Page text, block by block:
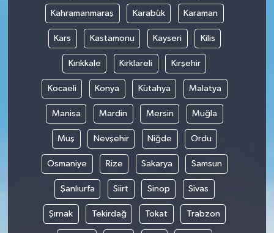
Kahramanmaraş Karabük Karaman
Kars Kastamonu Kayseri Kilis
Kırıkkale Kırklareli Kırşehir
Kocaeli Konya Kütahya Malatya
Manisa Mardin Mersin Muğla
Muş Nevşehir Niğde Ordu
Osmaniye Rize Sakarya Samsun
Şanlıurfa Siirt Sinop Sivas
Şırnak Tekirdağ Tokat Trabzon